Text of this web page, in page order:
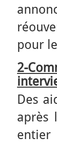
pour
2-
Des
après